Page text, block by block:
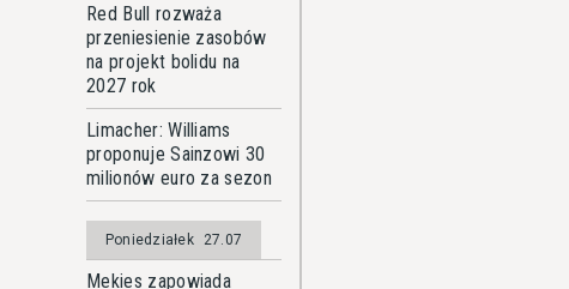
Red Bull rozważa
przeniesienie zasobów
na projekt bolidu na
2027 rok
Limacher: Williams
proponuje Sainzowi 30
milionów euro za sezon
Poniedziałek 27.07
Mekies zapowiada